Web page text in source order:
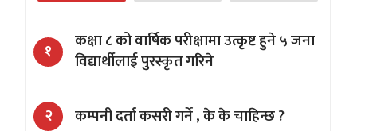
१
कक्षा ८ को वार्षिक परीक्षामा उत्कृष्ट हुने ५ जना
विद्यार्थीलाई पुरस्कृत गरिने
२ कम्पनी दर्ता कसरी गर्ने , के के चाहिन्छ ?